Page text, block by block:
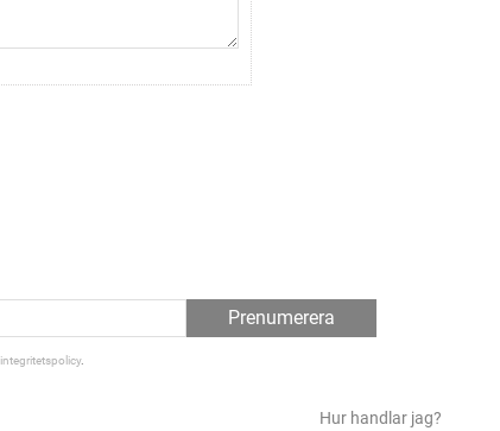
Prenumerera
integritetspolicy.
Hur handlar jag?